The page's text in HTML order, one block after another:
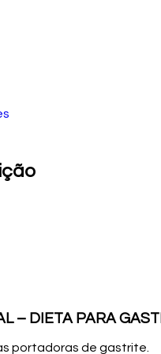
– DIETA PARA
portadoras de gastrite.